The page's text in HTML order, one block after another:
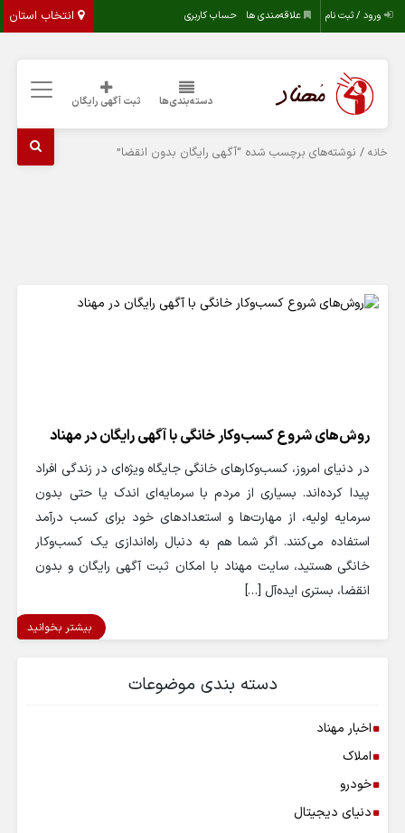
انتخاب استان ورود / ثبت نام علاقه‌مندی ها حساب کاربری
دسته‌بندی‌ها ثبت آگهی رایگان
خانه / نوشته‌های برچسب شده “آگهی رایگان بدون انقضا”
روش‌های شروع کسب‌وکار خانگی با آگهی رایگان در مهناد
در دنیای امروز، کسب‌وکارهای خانگی جایگاه ویژه‌ای در زندگی افراد
پیدا کرده‌اند. بسیاری از مردم با سرمایه‌ای اندک یا حتی بدون
سرمایه اولیه، از مهارت‌ها و استعدادهای خود برای کسب درآمد
استفاده می‌کنند. اگر شما هم به دنبال راه‌اندازی یک کسب‌وکار
خانگی هستید، سایت مهناد با امکان ثبت آگهی رایگان و بدون
انقضا، بستری ایده‌آل […]
بیشتر بخوانید
دسته بندی موضوعات
اخبار مهناد
املاک
خودرو
دنیای دیجیتال